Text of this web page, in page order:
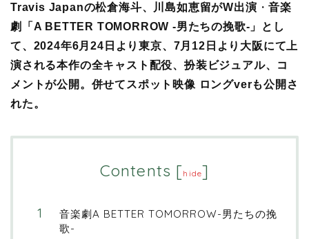
Travis Japanの松倉海斗、川島如恵留がW出演 ・音楽
劇「A BETTER TOMORROW -男たちの挽歌-」とし
て、2024年6月24日より東京、7月12日より大阪にて上
演される本作の全キャスト配役、扮装ビジュアル、コ
メントが公開。併せてスポット映像 ロングverも公開さ
れた。
Contents [hide]
音楽劇A BETTER TOMORROW-男たちの挽
歌-